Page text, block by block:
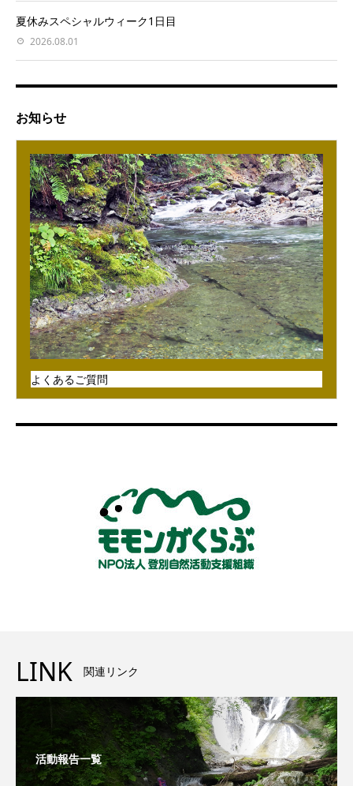
夏休みスペシャルウィーク1日目
2026.08.01
お知らせ
よくあるご質問
LINK 関連リンク
活動報告一覧